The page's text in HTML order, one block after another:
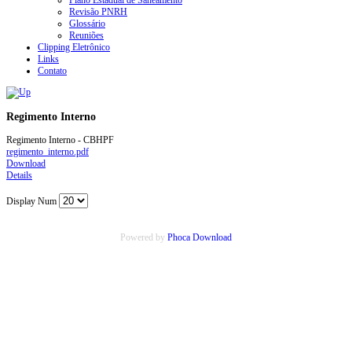
Revisão PNRH
Glossário
Reuniões
Clipping Eletrônico
Links
Contato
Regimento Interno
Regimento Interno - CBHPF
regimento_interno.pdf
Download
Details
Display Num
Powered by Phoca Download